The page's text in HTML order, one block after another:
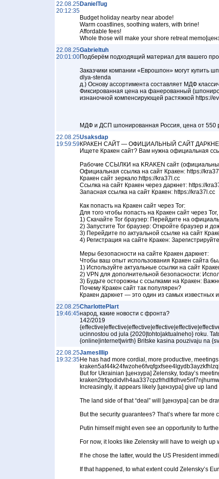
22.08.25
20:12:35
DanielTug
Budget holiday nearby near abode!
Warm coastlines, soothing waters, with brine!
Affordable fees!
Whole those will make your shore retreat
22.08.25
20:01:00
Gabrieltuh
Подберём подходящий материал для вашего
Заказчики компании «Еврошпон» могут купить
dlya-stenda
д.) Основу ассортимента составляет МДФ
Фиксированная цена на фанерованный
изнаночной компенсирующей растяжкой https://
МДФ и ДСП шпонированная Россия, цена от 550
22.08.25
19:59:59
Usaksdap
КРАКЕН САЙТ — ОФИЦИАЛЬНЫЙ САЙТ
Ищете Кракен сайт? Вам нужна официальная
Рабочие ССЫЛКИ на KRAKEN сайт
Официальная ссылка на сайт Кракен: https://
Кракен сайт зеркало:https://kra37l.cc
Ссылка на сайт Кракен через даркнет: https://
Запасная ссылка на сайт Кракен: https://kra37l.cc
Как попасть на Кракен сайт через Tor:
Для того чтобы попасть на Кракен сайт через
1) Скачайте Tor браузер: Перейдите на
2) Запустите Tor браузер: Откройте браузер и
3) Перейдите по актуальной ссылке на сайт
4) Регистрация на сайте Кракен:
Меры безопасности на сайте Кракен даркнет:
Чтобы ваш опыт использования Кракен сайта
1) Используйте актуальные ссылки на сайт
2) VPN для дополнительной безопасности:
3) Будьте осторожны с ссылками на Кракен:
Почему Кракен сайт так популярен?
Кракен даркнет — это один из самых известных
22.08.25
19:46:45
CharlottePlart
народ, какие новости с фронта?
142/2019
ucinnostou od jula {2020|tohto|aktualneho} roku.
{online|internet|wirth} Britske kasina pouzivaju na
22.08.25
19:32:35
JamesIllip
He has had more cordial, more productive,
But for Ukrainian [цензура] Zelensky, today’s
Increasingly, it appears likely [цензура] give up
The land side of that “deal” will [цензура] can be
But the security guarantees? That’s where far
Putin himself might even see an opportunity to
For now, it looks like Zelensky will have to weigh
If he chose the latter, would the US President
If that happened, to what extent could Zelensky’s